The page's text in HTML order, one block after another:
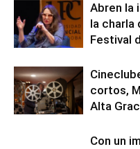
Abren la
la charla
Festival
cortos,
Alta
Con un